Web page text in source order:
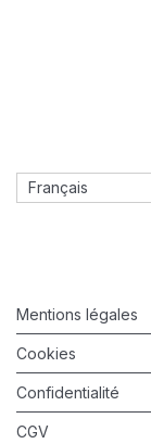
Français
Mentions légales
Cookies
Confidentialité
CGV